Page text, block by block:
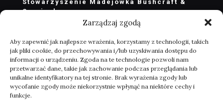
Zarządzaj zgodą
Aby zapewnić jak najlepsze wrażenia, korzystamy z technologii, takich
jak pliki cookie, do przechowywania i/lub uzyskiwania dostępu do
informacji o urządzeniu. Zgoda na te technologie pozwoli nam
przetwarzać dane, takie jak zachowanie podczas przeglądania lub
unikalne identyfikatory na tej stronie. Brak wyrażenia zgody lub
wycofanie zgody może niekorzystnie wpłynąć na niektóre cechy i
funkcje.
Stowarzyszenie Madejówka Bushcraft &
Survival
stowarzyszenie@madejowka.com
zarzad@madejowka.com
Masłów Drugi ul. ks. J. Marszałka 100
26-001 Masłów k. Kielc
POLSKA